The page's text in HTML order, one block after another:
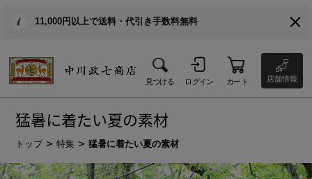
11,000円以上で送料・代引き手数料無料
見つける ログイン カート 店舗情報
猛暑に着たい夏の素材
トップ 特集 猛暑に着たい夏の素材